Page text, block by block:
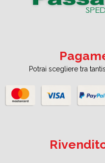
Potrai scegliere tra